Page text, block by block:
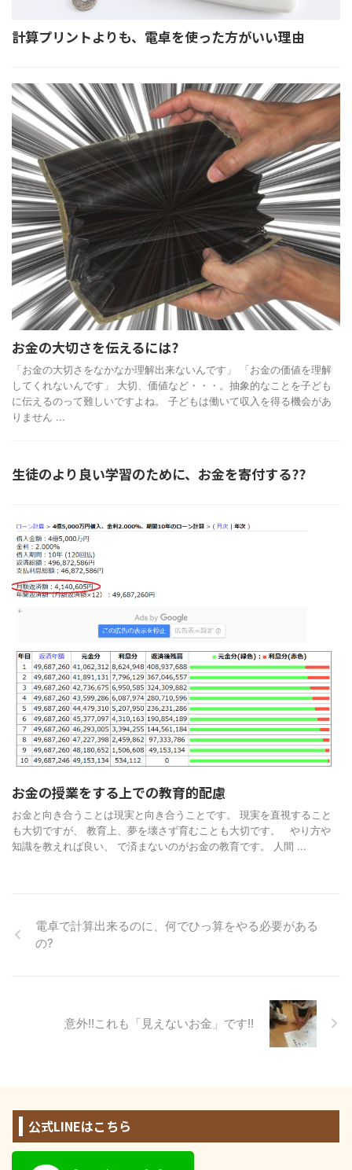
計算プリントよりも、電卓を使った方がいい理由
お金の大切さを伝えるには?
「お金の大切さをなかなか理解出来ないんです」 「お金の価値を理解
してくれないんです」 大切、価値など・・・。抽象的なことを子ども
に伝えるのって難しいですよね。 子どもは働いて収入を得る機会があ
りません ...
生徒のより良い学習のために、お金を寄付する??
お金の授業をする上での教育的配慮
お金と向き合うことは現実と向き合うことです。 現実を直視すること
も大切ですが、 教育上、夢を壊さず育むことも大切です。 やり方や
知識を教えれば良い、 で済まないのがお金の教育です。 人間 ...
電卓で計算出来るのに、何でひっ算をやる必要がある
の?
意外!!これも「見えないお金」です!!
公式LINEはこちら